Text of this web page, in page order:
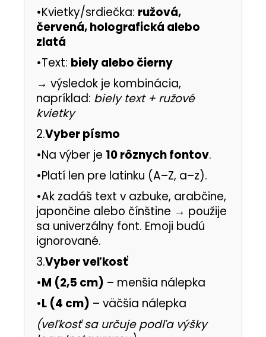
•Kvietky/srdiečka: ružová,
červená, holografická alebo
zlatá
•Text: biely alebo čierny
→ výsledok je kombinácia,
napríklad: biely text + ružové
kvietky
2.Vyber písmo
•Na výber je 10 rôznych fontov.
•Platí len pre latinku (A–Z, a–z).
•Ak zadáš text v azbuke, arabčine,
japončine alebo čínštine → použije
sa univerzálny font. Emoji budú
ignorované.
3.Vyber veľkosť
•M (2,5 cm) – menšia nálepka
•L (4 cm) – väčšia nálepka
(veľkosť sa určuje podľa výšky